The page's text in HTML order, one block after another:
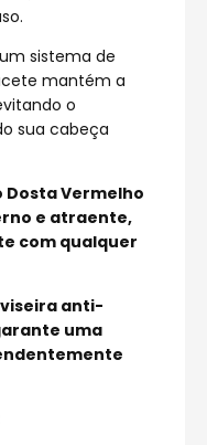
sistema de
mantém a
o
sua cabeça
Dosta Vermelho
e atraente,
com qualquer
viseira anti-
uma